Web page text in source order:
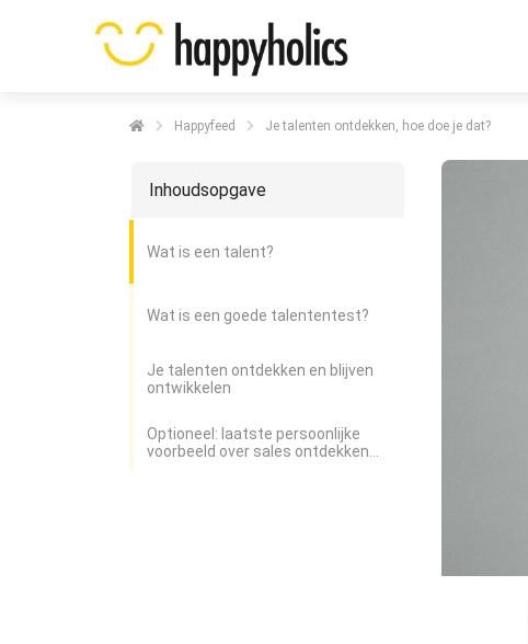
Happyfeed Je talenten ontdekken, hoe doe je dat?
Inhoudsopgave
Wat is een talent?
Wat is een goede talententest?
Je talenten ontdekken en blijven
ontwikkelen
Optioneel: laatste persoonlijke
voorbeeld over sales ontdekken